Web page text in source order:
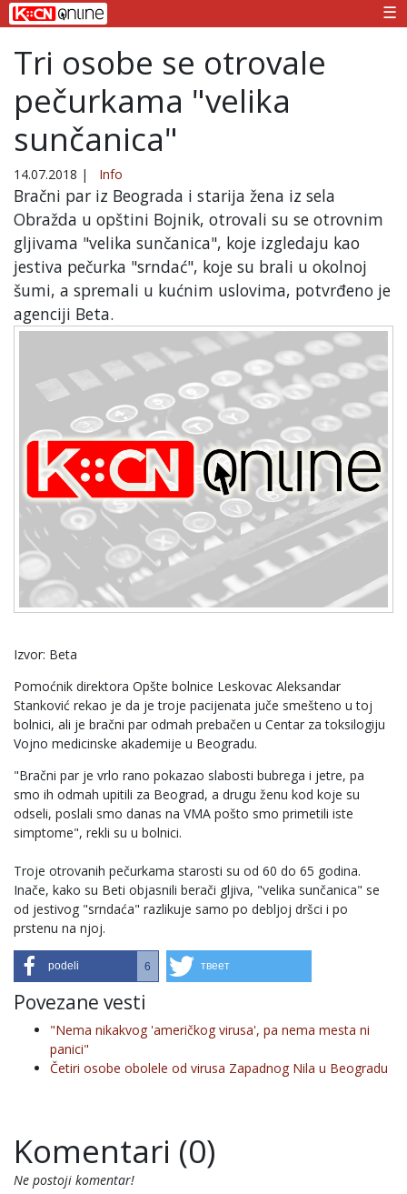
☰
Tri osobe se otrovale
pečurkama "velika
sunčanica"
14.07.2018 | Info
Bračni par iz Beograda i starija žena iz sela
Obražda u opštini Bojnik, otrovali su se otrovnim
gljivama "velika sunčanica", koje izgledaju kao
jestiva pečurka "srndać", koje su brali u okolnoj
šumi, a spremali u kućnim uslovima, potvrđeno je
agenciji Beta.
Izvor: Beta
Pomoćnik direktora Opšte bolnice Leskovac Aleksandar
Stanković rekao je da je troje pacijenata juče smešteno u toj
bolnici, ali je bračni par odmah prebačen u Centar za toksilogiju
Vojno medicinske akademije u Beogradu.
"Bračni par je vrlo rano pokazao slabosti bubrega i jetre, pa
smo ih odmah upitili za Beograd, a drugu ženu kod koje su
odseli, poslali smo danas na VMA pošto smo primetili iste
simptome", rekli su u bolnici.
Troje otrovanih pečurkama starosti su od 60 do 65 godina.
Inače, kako su Beti objasnili berači gljiva, "velika sunčanica" se
od jestivog "srndaća" razlikuje samo po debljoj dršci i po
prstenu na njoj.
podeli 6 твеет
Povezane vesti
"Nema nikakvog 'američkog virusa', pa nema mesta ni
panici"
Četiri osobe obolele od virusa Zapadnog Nila u Beogradu
Komentari (0)
Ne postoji komentar!